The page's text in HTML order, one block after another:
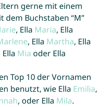
gerne mit einem
Buchstaben “M”
, Ella Maria, Ella
, Ella Martha, Ella
Ella Mia oder Ella
Top 10 der Vornamen
benutzt, wie Ella Emilia,
, oder Ella Mila.